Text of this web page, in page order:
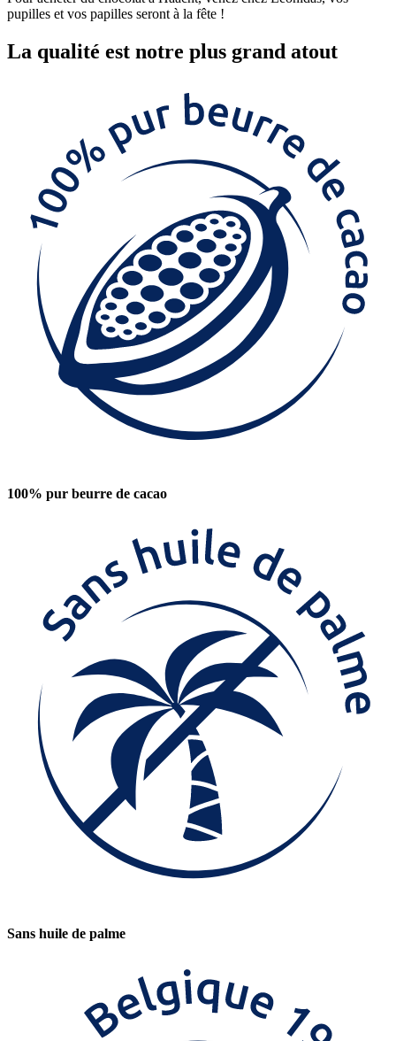
pupilles et vos papilles seront à la fête !
La qualité est notre plus grand atout
100% pur beurre de cacao
Sans huile de palme